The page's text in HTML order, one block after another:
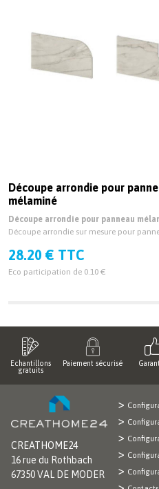
Découpe arrondie pour
mélaminé
Découpe arrondie pour panneau
Découpe arrondie sur mesure pour
28.20 € TTC
Eco participation de 0.10 €
Echantillons
gratuits
Paiement sécurisé
CREATHOME24
16 rue du Rothbach
67350 VAL DE MODER